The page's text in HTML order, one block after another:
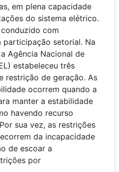
em plena capacidade
do sistema elétrico.
com
participação setorial. Na
Agência Nacional de
estabeleceu três
restrição de geração. As
ocorrem quando a
manter a estabilidade
havendo recurso
sua vez, as restrições
da incapacidade
de escoar a
por